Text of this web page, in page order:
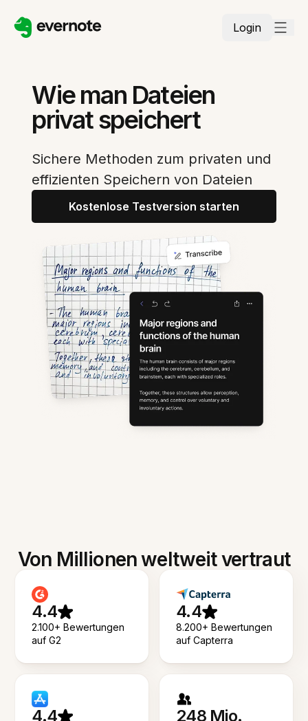
Login
Wie man Dateien
privat speichert
Sichere Methoden zum privaten und
effizienten Speichern von Dateien
Kostenlose Testversion starten
Von Millionen weltweit vertraut
4.4
2.100+ Bewertungen
auf G2
4.4
8.200+ Bewertungen
auf Capterra
4.4 248 Mio.